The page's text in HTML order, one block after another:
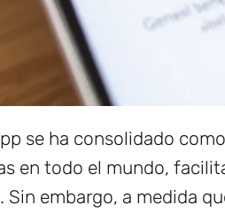
se ha consolidado
en todo el mundo,
Sin embargo, a medida